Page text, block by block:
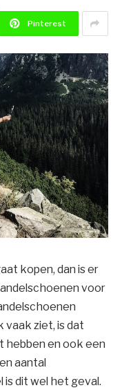
Pinterest
kopen, dan is er
voor
vaak ziet, is dat
hebben en ook een
aantal
is dit wel het geval.